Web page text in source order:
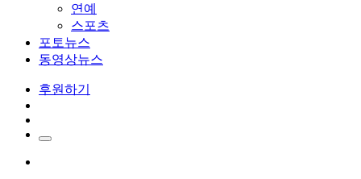
연예
스포츠
포토뉴스
동영상뉴스
후원하기